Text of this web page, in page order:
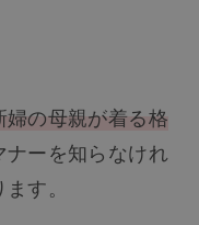
の母親が着る格
ーを知らなけれ
す。